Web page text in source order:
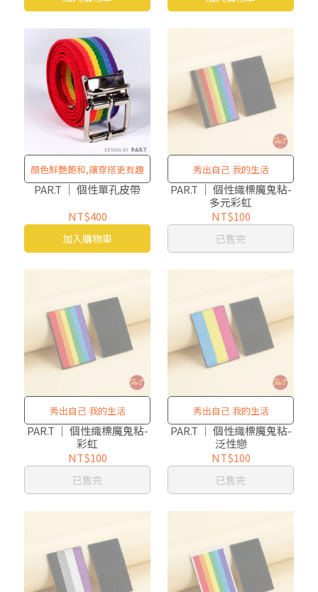
顏色鮮艷飽和,讓穿搭更有趣
PAR.T ｜ 個性單孔皮帶
NT$400
加入購物車
秀出自己 我的生活
PAR.T ｜ 個性織標魔鬼粘-
多元彩虹
NT$100
已售完
秀出自己 我的生活
PAR.T ｜ 個性織標魔鬼粘-
彩虹
NT$100
已售完
秀出自己 我的生活
PAR.T ｜ 個性織標魔鬼粘-
泛性戀
NT$100
已售完